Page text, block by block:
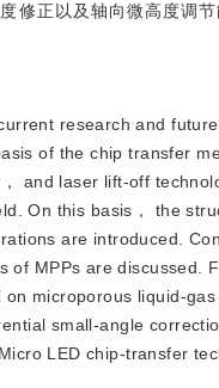
修正以及轴向微高度调
research and
of the chip transfer
and laser lift-off
On this basis， the
are introduced.
of MPPs are discussed.
microporous liquid-
small-angle
LED chip-transfer